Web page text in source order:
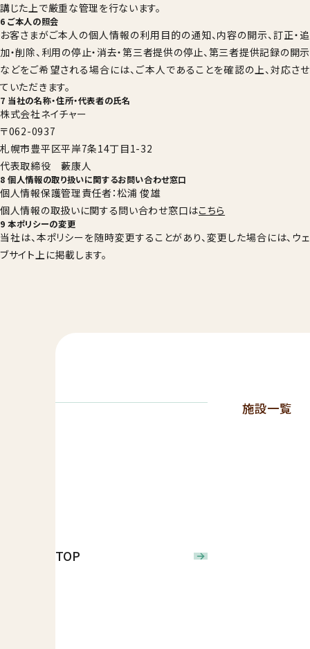
講じた上で厳重な管理を行ないます。
6 ご本人の照会
お客さまがご本人の個人情報の利用目的の通知、内容の開示、訂正・追
加・削除、利用の停止・消去・第三者提供の停止、第三者提供記録の開示
などをご希望される場合には、ご本人であることを確認の上、対応させ
ていただきます。
7 当社の名称・住所・代表者の氏名
株式会社ネイチャー
〒062-0937
札幌市豊平区平岸7条14丁目1-32
代表取締役 藪康人
8 個人情報の取り扱いに関するお問い合わせ窓口
個人情報保護管理責任者：松浦 俊雄
個人情報の取扱いに関する問い合わせ窓口はこちら
9 本ポリシーの変更
当社は、本ポリシーを随時変更することがあり、変更した場合には、ウェ
ブサイト上に掲載します。
TOP
施設一覧